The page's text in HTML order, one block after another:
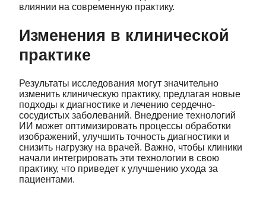
влиянии на современную практику.
Изменения в клинической
практике
Результаты исследования могут значительно
изменить клиническую практику, предлагая новые
подходы к диагностике и лечению сердечно-
сосудистых заболеваний. Внедрение технологий
ИИ может оптимизировать процессы обработки
изображений, улучшить точность диагностики и
снизить нагрузку на врачей. Важно, чтобы клиники
начали интегрировать эти технологии в свою
практику, что приведет к улучшению ухода за
пациентами.